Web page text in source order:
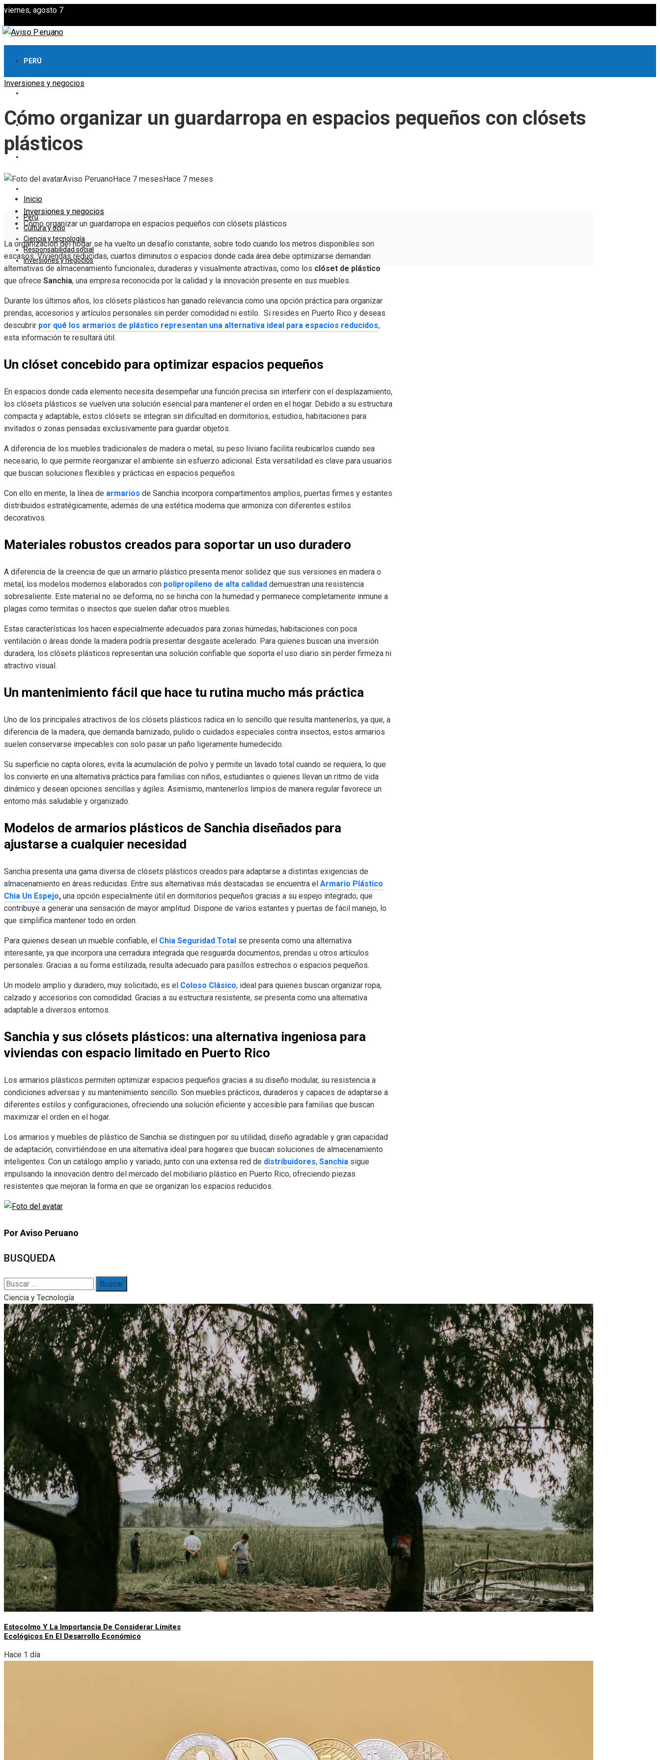
viernes, agosto 7
PERÚ
CIENCIA Y TECNOLOGÍA
Perú
Cultura y ocio
Ciencia y tecnología
Responsabilidad social
Inversiones y negocios
Inversiones y negocios
Cómo organizar un guardarropa en espacios pequeños con clósets
plásticos
Aviso Peruano Hace 7 meses Hace 7 meses
Inicio
Inversiones y negocios
Cómo organizar un guardarropa en espacios pequeños con clósets plásticos
La organización del hogar se ha vuelto un desafío constante, sobre todo cuando los metros disponibles son
escasos. Viviendas reducidas, cuartos diminutos o espacios donde cada área debe optimizarse demandan
alternativas de almacenamiento funcionales, duraderas y visualmente atractivas, como los clóset de plástico
que ofrece Sanchia, una empresa reconocida por la calidad y la innovación presente en sus muebles.
Durante los últimos años, los clósets plásticos han ganado relevancia como una opción práctica para organizar
prendas, accesorios y artículos personales sin perder comodidad ni estilo. Si resides en Puerto Rico y deseas
descubrir por qué los armarios de plástico representan una alternativa ideal para espacios reducidos,
esta información te resultará útil.
Un clóset concebido para optimizar espacios pequeños
En espacios donde cada elemento necesita desempeñar una función precisa sin interferir con el desplazamiento,
los clósets plásticos se vuelven una solución esencial para mantener el orden en el hogar. Debido a su estructura
compacta y adaptable, estos clósets se integran sin dificultad en dormitorios, estudios, habitaciones para
invitados o zonas pensadas exclusivamente para guardar objetos.
A diferencia de los muebles tradicionales de madera o metal, su peso liviano facilita reubicarlos cuando sea
necesario, lo que permite reorganizar el ambiente sin esfuerzo adicional. Esta versatilidad es clave para usuarios
que buscan soluciones flexibles y prácticas en espacios pequeños.
Con ello en mente, la línea de armarios de Sanchia incorpora compartimentos amplios, puertas firmes y estantes
distribuidos estratégicamente, además de una estética moderna que armoniza con diferentes estilos
decorativos.
Materiales robustos creados para soportar un uso duradero
A diferencia de la creencia de que un armario plástico presenta menor solidez que sus versiones en madera o
metal, los modelos modernos elaborados con polipropileno de alta calidad demuestran una resistencia
sobresaliente. Este material no se deforma, no se hincha con la humedad y permanece completamente inmune a
plagas como termitas o insectos que suelen dañar otros muebles.
Estas características los hacen especialmente adecuados para zonas húmedas, habitaciones con poca
ventilación o áreas donde la madera podría presentar desgaste acelerado. Para quienes buscan una inversión
duradera, los clósets plásticos representan una solución confiable que soporta el uso diario sin perder firmeza ni
atractivo visual.
Un mantenimiento fácil que hace tu rutina mucho más práctica
Uno de los principales atractivos de los clósets plásticos radica en lo sencillo que resulta mantenerlos, ya que, a
diferencia de la madera, que demanda barnizado, pulido o cuidados especiales contra insectos, estos armarios
suelen conservarse impecables con solo pasar un paño ligeramente humedecido.
Su superficie no capta olores, evita la acumulación de polvo y permite un lavado total cuando se requiera, lo que
los convierte en una alternativa práctica para familias con niños, estudiantes o quienes llevan un ritmo de vida
dinámico y desean opciones sencillas y ágiles. Asimismo, mantenerlos limpios de manera regular favorece un
entorno más saludable y organizado.
Modelos de armarios plásticos de Sanchia diseñados para
ajustarse a cualquier necesidad
Sanchia presenta una gama diversa de clósets plásticos creados para adaptarse a distintas exigencias de
almacenamiento en áreas reducidas. Entre sus alternativas más destacadas se encuentra el Armario Plástico
Chia Un Espejo, una opción especialmente útil en dormitorios pequeños gracias a su espejo integrado, que
contribuye a generar una sensación de mayor amplitud. Dispone de varios estantes y puertas de fácil manejo, lo
que simplifica mantener todo en orden.
Para quienes desean un mueble confiable, el Chia Seguridad Total se presenta como una alternativa
interesante, ya que incorpora una cerradura integrada que resguarda documentos, prendas u otros artículos
personales. Gracias a su forma estilizada, resulta adecuado para pasillos estrechos o espacios pequeños.
Un modelo amplio y duradero, muy solicitado, es el Coloso Clásico, ideal para quienes buscan organizar ropa,
calzado y accesorios con comodidad. Gracias a su estructura resistente, se presenta como una alternativa
adaptable a diversos entornos.
Sanchia y sus clósets plásticos: una alternativa ingeniosa para
viviendas con espacio limitado en Puerto Rico
Los armarios plásticos permiten optimizar espacios pequeños gracias a su diseño modular, su resistencia a
condiciones adversas y su mantenimiento sencillo. Son muebles prácticos, duraderos y capaces de adaptarse a
diferentes estilos y configuraciones, ofreciendo una solución eficiente y accesible para familias que buscan
maximizar el orden en el hogar.
Los armarios y muebles de plástico de Sanchia se distinguen por su utilidad, diseño agradable y gran capacidad
de adaptación, convirtiéndose en una alternativa ideal para hogares que buscan soluciones de almacenamiento
inteligentes. Con un catálogo amplio y variado, junto con una extensa red de distribuidores, Sanchia sigue
impulsando la innovación dentro del mercado del mobiliario plástico en Puerto Rico, ofreciendo piezas
resistentes que mejoran la forma en que se organizan los espacios reducidos.
Por Aviso Peruano
BUSQUEDA
Buscar:
Ciencia y Tecnología
Estocolmo Y La Importancia De Considerar Límites
Ecológicos En El Desarrollo Económico
Hace 1 día